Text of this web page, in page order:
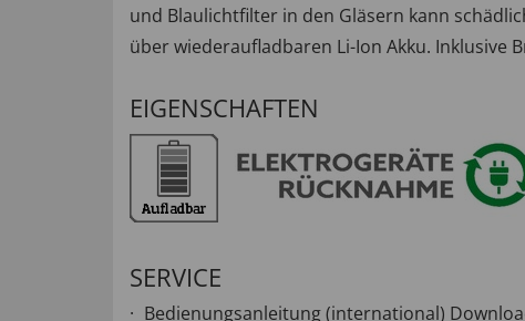
und Blaulichtfilter in den Gläsern kann
über wiederaufladbaren Li-Ion Akku. Inklusive
EIGENSCHAFTEN
SERVICE
Bedienungsanleitung (international)